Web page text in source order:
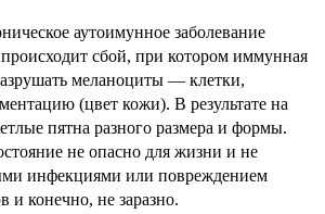
аутоимунное заболевание
сбой, при котором иммунная
меланоциты — клетки,
(цвет кожи). В результате на
пятна разного размера и формы.
не опасно для жизни и не
инфекциями или повреждением
и конечно, не заразно.